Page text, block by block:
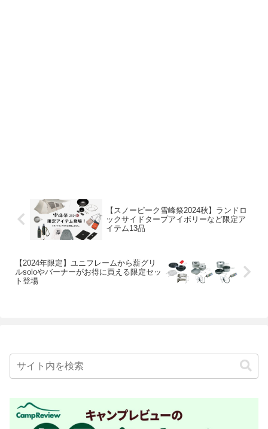
【スノーピーク雪峰祭2024秋】ランドロ
ックサイドタープアイボリーなど限定ア
イテム13品
【2024年限定】ユニフレームから薪グリ
ルsoloやバーナーがお得に買える限定セッ
ト登場